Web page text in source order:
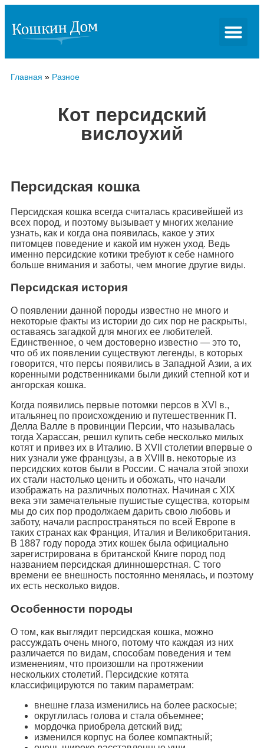
Главная » Разное
Кот персидский
вислоухий
Персидская кошка
Персидская кошка всегда считалась красивейшей из
всех пород, и поэтому вызывает у многих желание
узнать, как и когда она появилась, какое у этих
питомцев поведение и какой им нужен уход. Ведь
именно персидские котики требуют к себе намного
больше внимания и заботы, чем многие другие виды.
Персидская история
О появлении данной породы известно не много и
некоторые факты из истории до сих пор не раскрыты,
оставаясь загадкой для многих ее любителей.
Единственное, о чем достоверно известно — это то,
что об их появлении существуют легенды, в которых
говорится, что персы появились в Западной Азии, а их
коренными родственниками были дикий степной кот и
ангорская кошка.
Когда появились первые потомки персов в XVI в.,
итальянец по происхождению и путешественник П.
Делла Валле в провинции Персии, что называлась
тогда Харассан, решил купить себе несколько милых
котят и привез их в Италию. В XVII столетии впервые о
них узнали уже французы, а в XVIII в. некоторые из
персидских котов были в России. С начала этой эпохи
их стали настолько ценить и обожать, что начали
изображать на различных полотнах. Начиная с XIX
века эти замечательные пушистые существа, которым
мы до сих пор продолжаем дарить свою любовь и
заботу, начали распространяться по всей Европе в
таких странах как Франция, Италия и Великобритания.
В 1887 году порода этих кошек была официально
зарегистрирована в британской Книге пород под
названием персидская длинношерстная. С того
времени ее внешность постоянно менялась, и поэтому
их есть несколько видов.
Особенности породы
О том, как выглядит персидская кошка, можно
рассуждать очень много, потому что каждая из них
различается по видам, способам поведения и тем
изменениям, что произошли на протяжении
нескольких столетий. Персидские котята
классифицируются по таким параметрам:
внешне глаза изменились на более раскосые;
округлилась голова и стала объемнее;
мордочка приобрела детский вид;
изменился корпус на более компактный;